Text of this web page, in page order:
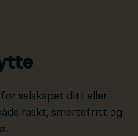
selskapet ditt eller
raskt, smertefritt og